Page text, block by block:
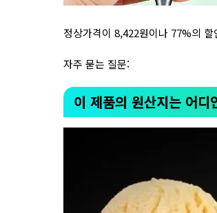
정상가격이 8,422원이나 77%의
자주 묻는 질문:
이 제품의 원산지는 어디